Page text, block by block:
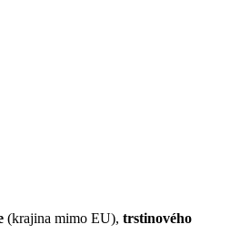
(krajina mimo EU), trstinového